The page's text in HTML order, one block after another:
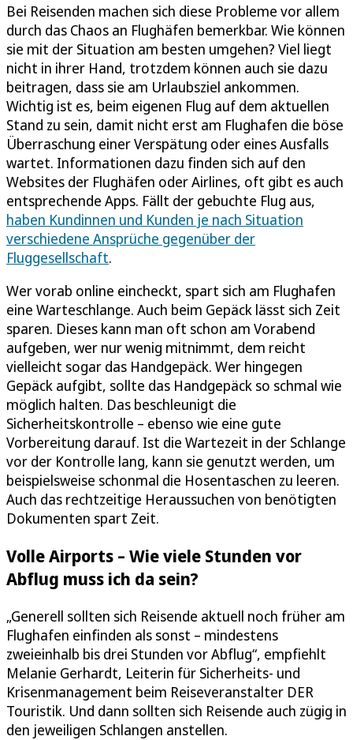
Bei Reisenden machen sich diese Probleme vor allem
durch das Chaos an Flughäfen bemerkbar. Wie können
sie mit der Situation am besten umgehen? Viel liegt
nicht in ihrer Hand, trotzdem können auch sie dazu
beitragen, dass sie am Urlaubsziel ankommen.
Wichtig ist es, beim eigenen Flug auf dem aktuellen
Stand zu sein, damit nicht erst am Flughafen die böse
Überraschung einer Verspätung oder eines Ausfalls
wartet. Informationen dazu finden sich auf den
Websites der Flughäfen oder Airlines, oft gibt es auch
entsprechende Apps. Fällt der gebuchte Flug aus,
haben Kundinnen und Kunden je nach Situation
verschiedene Ansprüche gegenüber der
Fluggesellschaft.
Wer vorab online eincheckt, spart sich am Flughafen
eine Warteschlange. Auch beim Gepäck lässt sich Zeit
sparen. Dieses kann man oft schon am Vorabend
aufgeben, wer nur wenig mitnimmt, dem reicht
vielleicht sogar das Handgepäck. Wer hingegen
Gepäck aufgibt, sollte das Handgepäck so schmal wie
möglich halten. Das beschleunigt die
Sicherheitskontrolle – ebenso wie eine gute
Vorbereitung darauf. Ist die Wartezeit in der Schlange
vor der Kontrolle lang, kann sie genutzt werden, um
beispielsweise schonmal die Hosentaschen zu leeren.
Auch das rechtzeitige Heraussuchen von benötigten
Dokumenten spart Zeit.
Volle Airports – Wie viele Stunden vor
Abflug muss ich da sein?
„Generell sollten sich Reisende aktuell noch früher am
Flughafen einfinden als sonst – mindestens
zweieinhalb bis drei Stunden vor Abflug“, empfiehlt
Melanie Gerhardt, Leiterin für Sicherheits- und
Krisenmanagement beim Reiseveranstalter DER
Touristik. Und dann sollten sich Reisende auch zügig in
den jeweiligen Schlangen anstellen.